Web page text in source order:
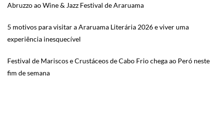
Abruzzo ao Wine & Jazz Festival de Araruama
5 motivos para visitar a Araruama Literária 2026 e viver uma
experiência inesquecível
Festival de Mariscos e Crustáceos de Cabo Frio chega ao Peró neste
fim de semana